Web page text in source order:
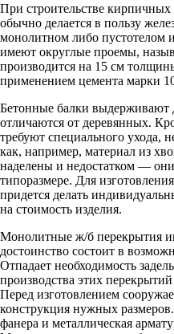
При строительстве
обычно делается в пользу
монолитном либо пустотелом
имеют округлые проемы,
производится на 15 см
применением цемента марки
Бетонные балки выдерживают
отличаются от деревянных.
требуют специального ухода,
как, например, материал из
наделены и недостатком —
типоразмере. Для
придется делать
на стоимость изделия.
Монолитные ж/б перекрытия
достоинство состоит в
Отпадает необходимость
производства этих
Перед изготовлением
конструкция нужных
фанера и металлическая